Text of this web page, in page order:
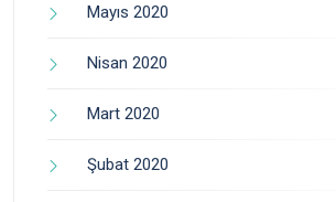
Mayıs 2020
Nisan 2020
Mart 2020
Şubat 2020